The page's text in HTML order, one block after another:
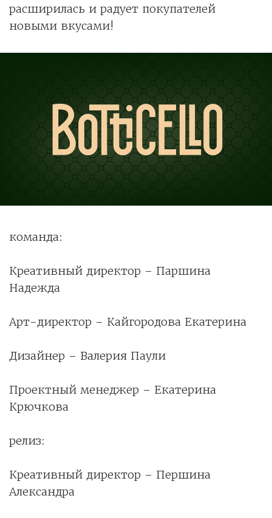
расширилась и радует покупателей
новыми вкусами!
команда:
Креативный директор – Паршина
Надежда
Арт-директор – Кайгородова Екатерина
Дизайнер – Валерия Паули
Проектный менеджер – Екатерина
Крючкова
релиз:
Креативный директор – Першина
Александра